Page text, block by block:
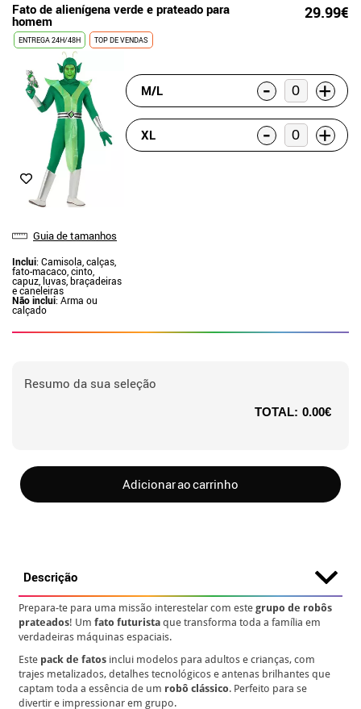
Fato de alienígena verde e prateado para
homem 29.99€
ENTREGA 24H/48H TOP DE VENDAS
Guia de tamanhos
Inclui: Camisola, calças,
fato-macaco, cinto,
capuz, luvas, braçadeiras
e caneleiras
Não inclui: Arma ou
calçado
M/L - +
XL - +
Resumo da sua seleção
TOTAL: 0.00€
Adicionar ao carrinho
Descrição
Prepara-te para uma missão interestelar com estegrupo de robôs
prateados! Umfato futurista que transforma toda a família em
verdadeiras máquinas espaciais.
Este pack de fatos inclui modelos para adultos e crianças, com
trajes metalizados, detalhes tecnológicos e antenas brilhantes que
captam toda a essência de um robô clássico. Perfeito para se
divertir e impressionar em grupo.